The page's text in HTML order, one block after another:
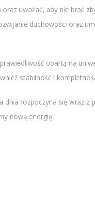
uważać, aby nie brać
duchowości oraz
opartą na
stabilność i
dnia rozpoczyna się wraz
nową energię.